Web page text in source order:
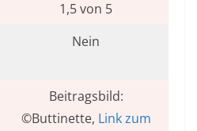
1,5 von 5
Nein
Beitragsbild:
©Buttinette, Link zum